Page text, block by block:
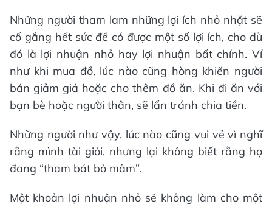
Những người tham lam những lợi ích nhỏ nhặt sẽ
cố gắng hết sức để có được một số lợi ích, cho dù
đó là lợi nhuận nhỏ hay lợi nhuận bất chính. Ví
như khi mua đồ, lúc nào cũng hòng khiến người
bán giảm giá hoặc cho thêm đồ ăn. Khi đi ăn với
bạn bè hoặc người thân, sẽ lẩn tránh chia tiền.
Những người như vậy, lúc nào cũng vui vẻ vì nghĩ
rằng mình tài giỏi, nhưng lại không biết rằng họ
đang “tham bát bỏ mâm”.
Một khoản lợi nhuận nhỏ sẽ không làm cho một